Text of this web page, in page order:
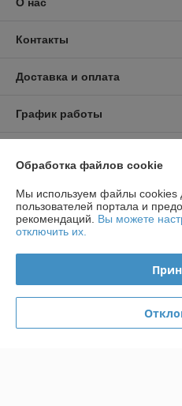
Контакты
Доставка и оплата
График работы
Политика обработки cookies
Сайт создан на платформе
Информация для покупателя
Индивидуальный предприниматель:
Обработка файлов cookie
Мы используем файлы cookies
пользователей портала и
рекомендаций. Вы можете
отключить их.